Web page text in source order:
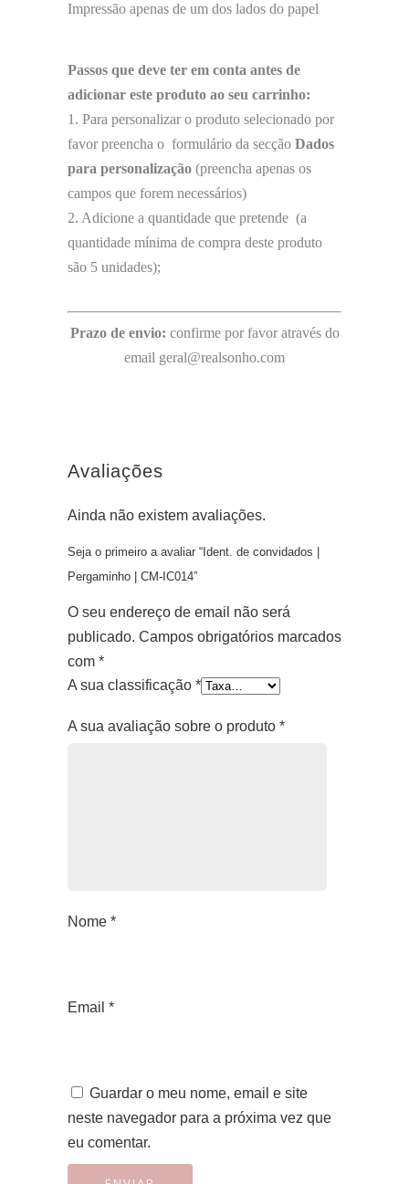
Impressão apenas de um dos lados do papel
Passos que deve ter em conta antes de
adicionar este produto ao seu carrinho:
1. Para personalizar o produto selecionado por
favor preencha o formulário da secção Dados
para personalização (preencha apenas os
campos que forem necessários)
2. Adicione a quantidade que pretende (a
quantidade mínima de compra deste produto
são 5 unidades);
Prazo de envio: confirme por favor através do
email geral@realsonho.com
Avaliações
Ainda não existem avaliações.
Seja o primeiro a avaliar “Ident. de convidados |
Pergaminho | CM-IC014”
O seu endereço de email não será
publicado. Campos obrigatórios marcados
com *
A sua classificação *
A sua avaliação sobre o produto *
Nome *
Email *
Guardar o meu nome, email e site
neste navegador para a próxima vez que
eu comentar.